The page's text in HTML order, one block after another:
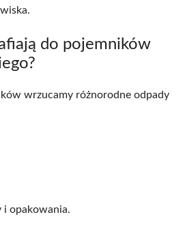
do pojemników
wrzucamy różnorodne odpady
i opakowania.